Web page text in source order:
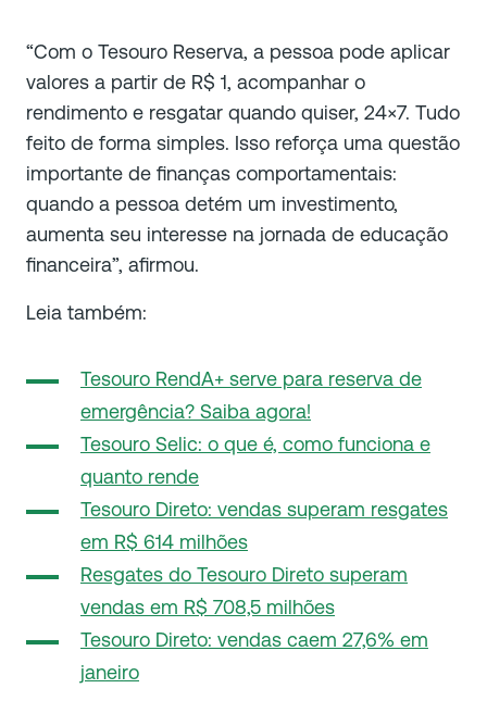
“Com o Tesouro Reserva, a pessoa pode aplicar
valores a partir de R$ 1, acompanhar o
rendimento e resgatar quando quiser, 24×7. Tudo
feito de forma simples. Isso reforça uma questão
importante de finanças comportamentais:
quando a pessoa detém um investimento,
aumenta seu interesse na jornada de educação
financeira”, afirmou.
Leia também:
Tesouro RendA+ serve para reserva de
emergência? Saiba agora!
Tesouro Selic: o que é, como funciona e
quanto rende
Tesouro Direto: vendas superam resgates
em R$ 614 milhões
Resgates do Tesouro Direto superam
vendas em R$ 708,5 milhões
Tesouro Direto: vendas caem 27,6% em
janeiro